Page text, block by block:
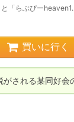
「らぶぴー
買いに行く
がされる某同好会